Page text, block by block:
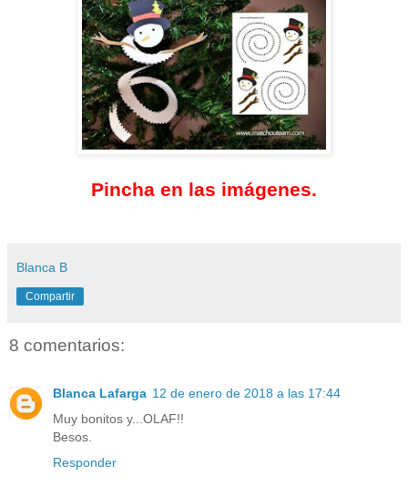
Pincha en las imágenes.
Blanca B
Compartir
8 comentarios:
Blanca Lafarga 12 de enero de 2018 a las 17:44
Muy bonitos y...OLAF!!
Besos.
Responder